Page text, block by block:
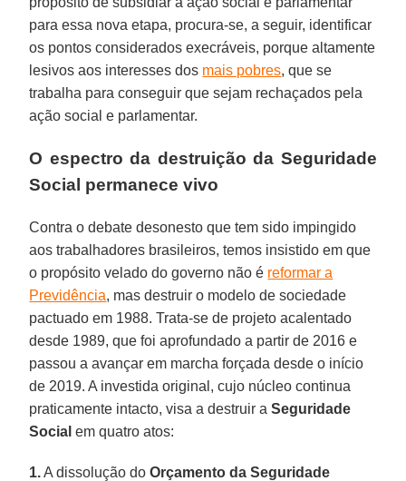
para essa nova etapa, procura-se, a seguir, identificar
os pontos considerados execráveis, porque altamente
lesivos aos interesses dos mais pobres, que se
trabalha para conseguir que sejam rechaçados pela
ação social e parlamentar.
O espectro da destruição da Seguridade
Social permanece vivo
Contra o debate desonesto que tem sido impingido
aos trabalhadores brasileiros, temos insistido em que
o propósito velado do governo não é reformar a
Previdência, mas destruir o modelo de sociedade
pactuado em 1988. Trata-se de projeto acalentado
desde 1989, que foi aprofundado a partir de 2016 e
passou a avançar em marcha forçada desde o início
de 2019. A investida original, cujo núcleo continua
praticamente intacto, visa a destruir aSeguridade
Social em quatro atos:
1.A dissolução doOrçamento da Seguridade